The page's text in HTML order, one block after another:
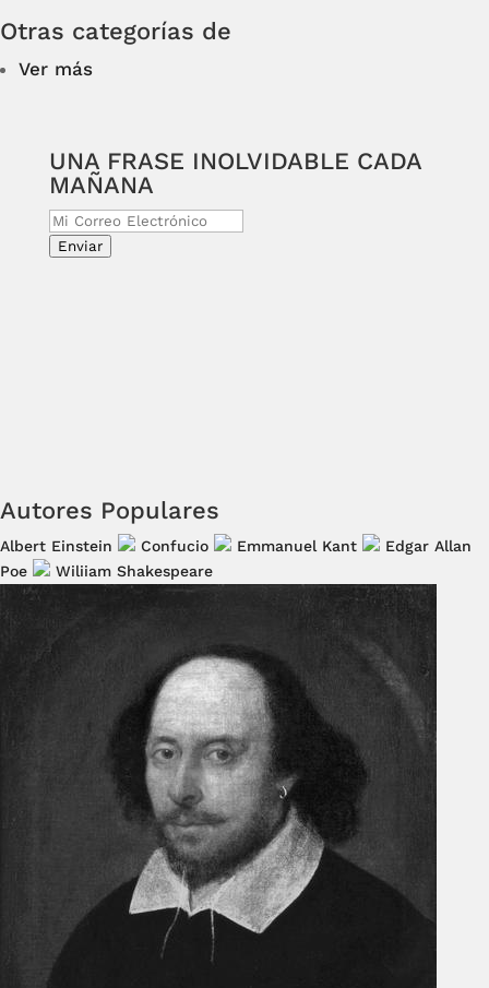
Otras categorías de
Ver más
UNA FRASE INOLVIDABLE CADA
MAÑANA
Enviar
Autores Populares
Albert Einstein Confucio Emmanuel Kant
Edgar Allan
Poe
Wiliiam Shakespeare